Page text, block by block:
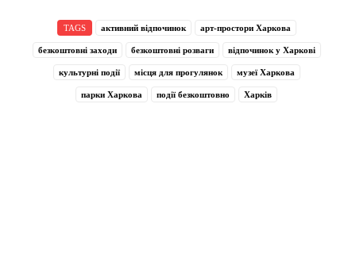
TAGS активний відпочинок арт-простори Харкова
безкоштовні заходи безкоштовні розваги відпочинок у Харкові
культурні події місця для прогулянок музеї Харкова
парки Харкова події безкоштовно Харків